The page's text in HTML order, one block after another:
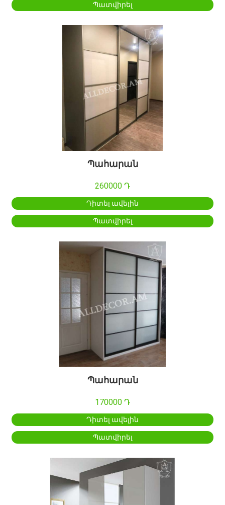
Պատվիրել
Պահարան
260000 Դ
Դիտել ավելին
Պատվիրել
Պահարան
170000 Դ
Դիտել ավելին
Պատվիրել